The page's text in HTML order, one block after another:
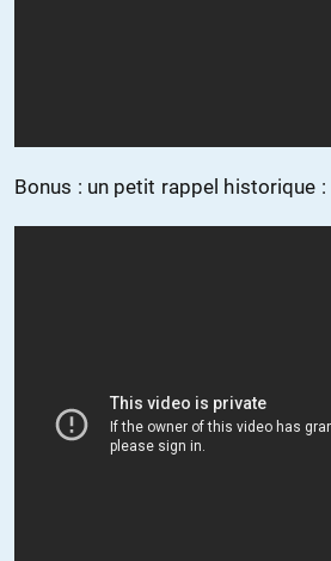
Bonus : un petit rappel historique :